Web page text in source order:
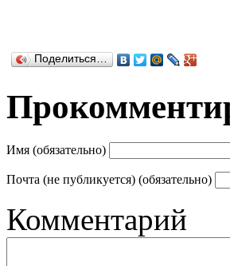
Поделиться…
Имя (обязательно)
Почта (не публикуется) (обязательно)
Комментарий